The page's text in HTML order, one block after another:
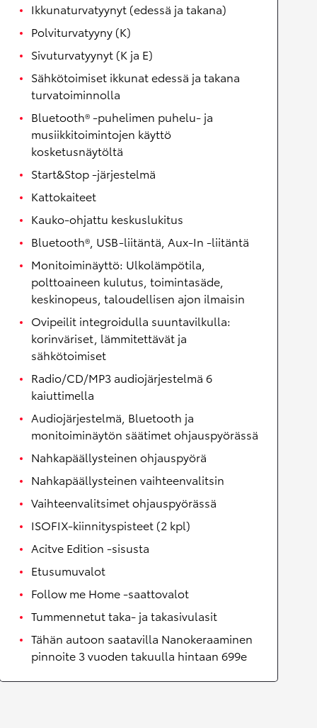
Ikkunaturvatyynyt (edessä ja takana)
Polviturvatyyny (K)
Sivuturvatyynyt (K ja E)
Sähkötoimiset ikkunat edessä ja takana
turvatoiminnolla
Bluetooth® -puhelimen puhelu- ja
musiikkitoimintojen käyttö
kosketusnäytöltä
Start&Stop -järjestelmä
Kattokaiteet
Kauko-ohjattu keskuslukitus
Bluetooth®, USB-liitäntä, Aux-In -liitäntä
Monitoiminäyttö: Ulkolämpötila,
polttoaineen kulutus, toimintasäde,
keskinopeus, taloudellisen ajon ilmaisin
Ovipeilit integroidulla suuntavilkulla:
korinväriset, lämmitettävät ja
sähkötoimiset
Radio/CD/MP3 audiojärjestelmä 6
kaiuttimella
Audiojärjestelmä, Bluetooth ja
monitoiminäytön säätimet ohjauspyörässä
Nahkapäällysteinen ohjauspyörä
Nahkapäällysteinen vaihteenvalitsin
Vaihteenvalitsimet ohjauspyörässä
ISOFIX-kiinnityspisteet (2 kpl)
Acitve Edition -sisusta
Etusumuvalot
Follow me Home -saattovalot
Tummennetut taka- ja takasivulasit
Tähän autoon saatavilla Nanokeraaminen
pinnoite 3 vuoden takuulla hintaan 699e